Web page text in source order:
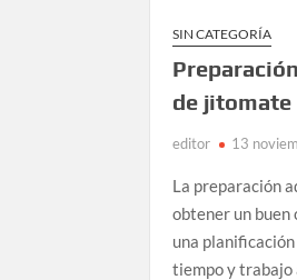
SIN CATEGORÍA
de jitomate
editor 13
La preparación
obtener un
una
tiempo y trabajo